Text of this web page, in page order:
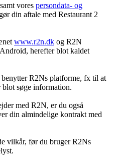
vores persondata- og
din aftale med Restaurant 2
www.r2n.dk og R2N
herefter blot kaldet
R2Ns platforme, fx til at
søge information.
med R2N, er du også
din almindelige kontrakt med
vilkår, før du bruger R2Ns